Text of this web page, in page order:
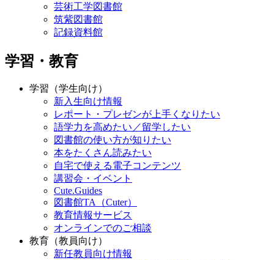
芸術工学図書館
筑紫図書館
記録資料館
学習・教育
学習（学生向け）
新入生向け情報
レポート・プレゼンが上手くなりたい
語学力を高めたい／留学したい
図書館の使い方が知りたい
本をたくさん読みたい
自宅で使える電子コンテンツ
講習会・イベント
Cute.Guides
図書館TA（Cuter）
教育情報サービス
オンラインでのご相談
教育（教員向け）
新任教員向け情報